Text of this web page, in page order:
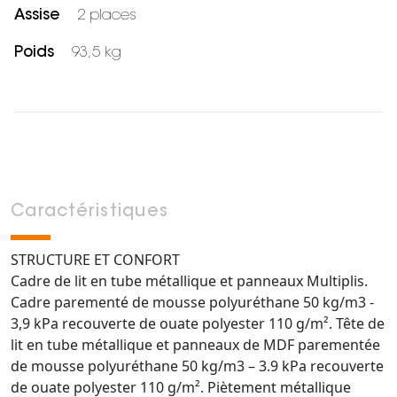
Assise 2 places
Poids 93,5 kg
Caractéristiques
STRUCTURE ET CONFORT
Cadre de lit en tube métallique et panneaux Multiplis.
Cadre parementé de mousse polyuréthane 50 kg/m3 -
3,9 kPa recouverte de ouate polyester 110 g/m². Tête de
lit en tube métallique et panneaux de MDF parementée
de mousse polyuréthane 50 kg/m3 – 3.9 kPa recouverte
de ouate polyester 110 g/m². Piètement métallique